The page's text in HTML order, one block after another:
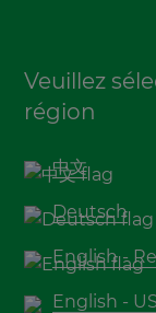
Veuillez
région
中文
Deutsch
English -
English -
Quelle
CO2
bambou